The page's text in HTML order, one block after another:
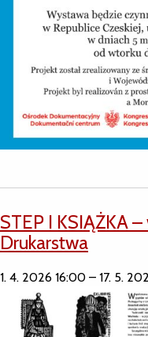
STEP I KSIĄŻKA
Drukarstwa
1. 4. 2026 16:00 – 17. 5.